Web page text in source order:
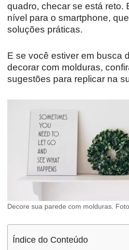
quadro, checar se está reto.
nível para o smartphone,
soluções práticas.
E se você estiver em busca
decorar com molduras,
sugestões para replicar na
Decore sua parede com molduras.
Índice do Conteúdo